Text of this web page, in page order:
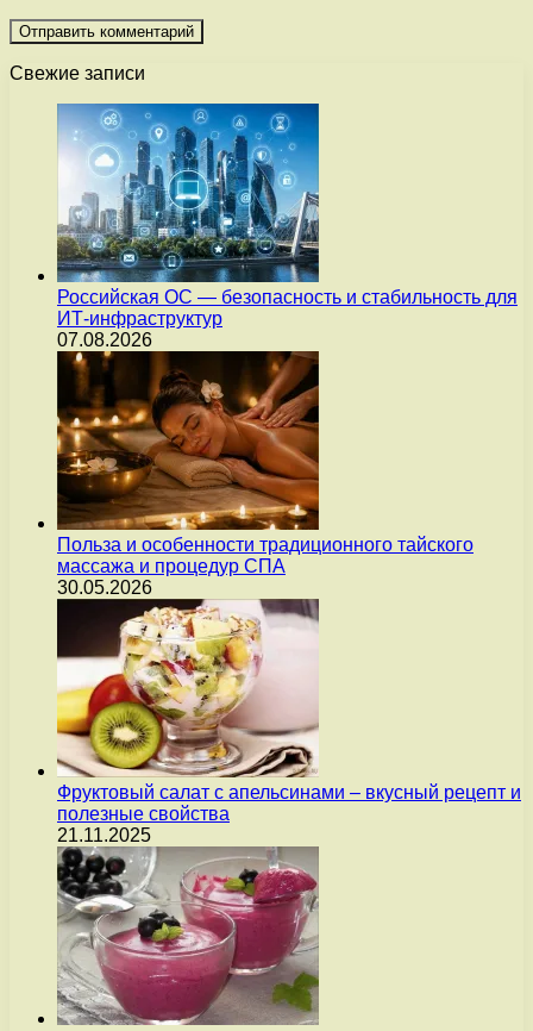
Свежие записи
Российская ОС — безопасность и стабильность для
ИТ-инфраструктур
07.08.2026
Польза и особенности традиционного тайского
массажа и процедур СПА
30.05.2026
Фруктовый салат с апельсинами – вкусный рецепт и
полезные свойства
21.11.2025